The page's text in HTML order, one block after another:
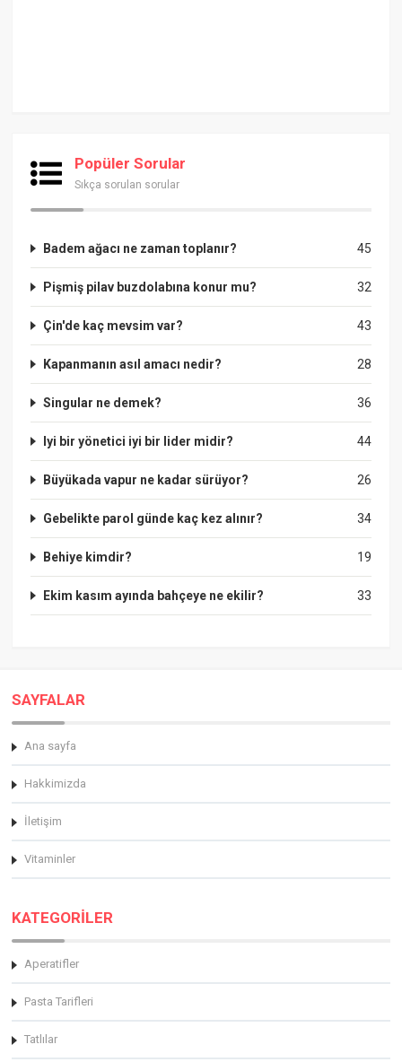
Popüler Sorular
Sıkça sorulan sorular
45
Badem ağacı ne zaman toplanır?
32
Pişmiş pilav buzdolabına konur mu?
43
Çin'de kaç mevsim var?
28
Kapanmanın asıl amacı nedir?
36
Singular ne demek?
44
Iyi bir yönetici iyi bir lider midir?
26
Büyükada vapur ne kadar sürüyor?
34
Gebelikte parol günde kaç kez alınır?
19
Behiye kimdir?
33
Ekim kasım ayında bahçeye ne ekilir?
SAYFALAR
Ana sayfa
Hakkimizda
İletişim
Vitaminler
KATEGORİLER
Aperatifler
Pasta Tarifleri
Tatlılar